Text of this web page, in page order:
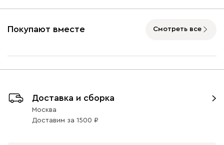
Покупают вместе Смотреть все
Доставка и сборка
Москва
Доставим за 1500